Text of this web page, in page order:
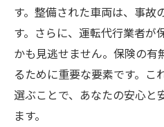
運転代行をより安全に
有のポイント
福岡県の地理を意
地域のイベント情
季節ごとの交通状
す。整備された車両は、事故
す。さらに、運転代行業者が
かも見逃せません。保険の有
るために重要な要素です。こ
選ぶことで、あなたの安心と
ます。